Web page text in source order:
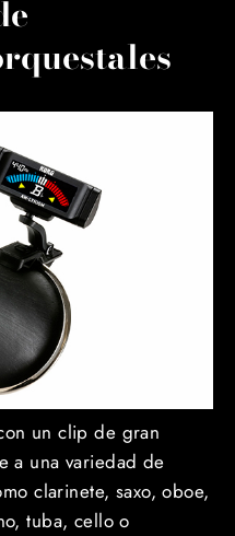
un clip de gran
a una variedad de
clarinete, saxo, oboe,
tuba, cello o